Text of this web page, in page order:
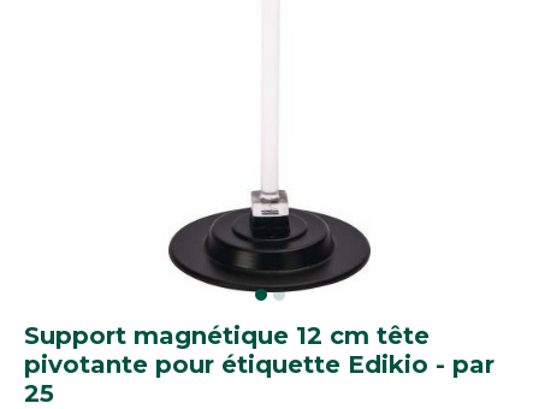
Support magnétique 12 cm tête
pivotante pour étiquette Edikio - par
25